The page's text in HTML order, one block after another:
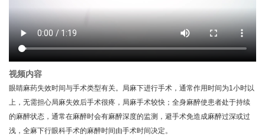
视频内容
眼睛麻药失效时间与手术类型有关。局麻下进行手术，通常作用时间为1小时以
上，无需担心局麻失效后手术很疼，局麻手术较快；全身麻醉使患者处于持续
的麻醉状态，通常在麻醉时会有麻醉深度的监测，避手术免造成麻醉过深或过
浅，全麻下行眼科手术的麻醉时间由手术时间决定。